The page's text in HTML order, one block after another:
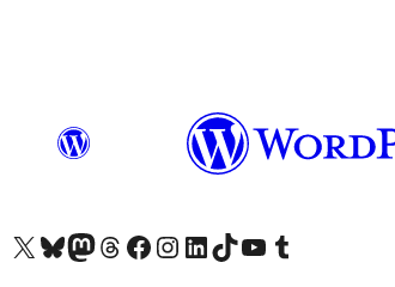
Visit our X (formerly Twitter) account
Visit our Bluesky account
Επισκεφθείτε τον λογαριασμό μας στο Mastodon
Visit our Threads account
Επισκεφτείτε τη σελίδα μας στο Facebook
Επισκεφθείτε τον λογαριασμό μας Instagram
Επισκεφθείτε τον λογαριασμό μας LinkedIn
Visit our TikTok account
Visit our YouTube channel
Visit our Tumblr account